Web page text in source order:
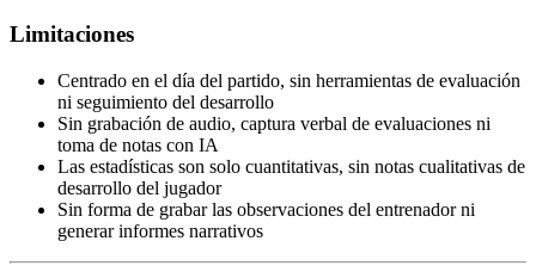
Limitaciones
Centrado en el día del partido, sin herramientas de evaluación
ni seguimiento del desarrollo
Sin grabación de audio, captura verbal de evaluaciones ni
toma de notas con IA
Las estadísticas son solo cuantitativas, sin notas cualitativas de
desarrollo del jugador
Sin forma de grabar las observaciones del entrenador ni
generar informes narrativos